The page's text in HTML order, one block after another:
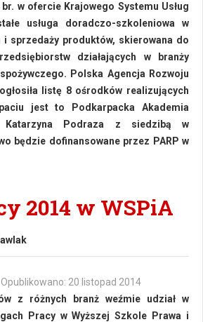
w ofercie Krajowego Systemu Usług
usługa doradczo-szkoleniowa w
sprzedaży produktów, skierowana do
działających w branży
Polska Agencja Rozwoju
listę 8 ośrodków realizujących
jest to Podkarpacka Akademia
Katarzyna Podraza z siedzibą w
będzie dofinansowane przez PARP w
2014 w WSPiA
Opublikowano: 20 listopad 2014
z różnych branż weźmie udział w
Pracy w Wyższej Szkole Prawa i